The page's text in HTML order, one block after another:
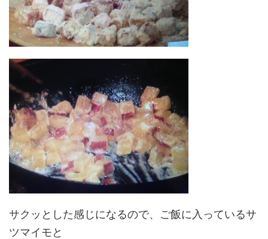
サクッとした感じになるので、ご飯に入っているサ
ツマイモと